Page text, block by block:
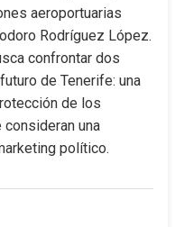
aeroportuarias
Rodríguez López.
confrontar dos
de Tenerife: una
de los
una
político.